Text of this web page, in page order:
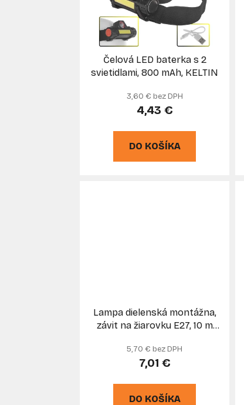
Čelová LED baterka s 2
svietidlami, 800 mAh, KELTIN
3,60 € bez DPH
4,43 €
DO KOŠÍKA
Lampa dielenská montážna,
závit na žiarovku E27, 10 m
5,70 € bez DPH
7,01 €
DO KOŠÍKA